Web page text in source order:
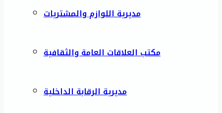
مديرية اللوازم والمشتريات
مكتب العلاقات العامة والثقافية
مديرية الرقابة الداخلية